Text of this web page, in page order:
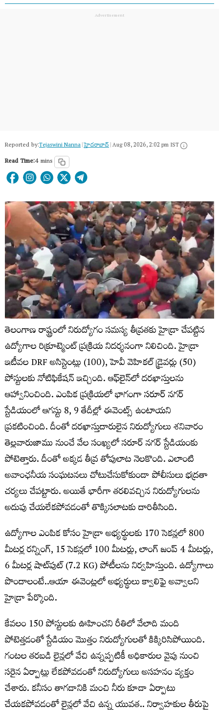
Reported by:Tejaswini Nanna|హైదరాబాద్​|Aug 08, 2026, 2:02 pm IST
Read Time:4 mins
తెలంగాణ రాష్ట్రంలో నిరుద్యోగం సమస్య తీవ్రతకు హైడ్రా చేపట్టిన
ఉద్యోగాల రిక్రూట్మెంట్ ప్రక్రియ నిదర్శనంగా నిలిచింది. హైడ్రా
ఇటీవల DRF అసిస్టెంట్లు (100), హెవీ వెహికల్ డ్రైవర్లు (50)
పోస్టులకు నోటిఫికేషన్ ఇచ్చింది. ఆఫ్‌లైన్‌లో దరఖాస్తులను
ఆహ్వానించింది. ఎంపిక ప్రక్రియలో భాగంగా సరూర్ నగర్
స్టేడియంలో ఆగస్టు 8, 9 తేదీల్లో ఈవెంట్స్ ఉంటాయని
ప్రకటించింది. దీంతో దరఖాస్తుదారులైన నిరుద్యోగులు శనివారం
తెల్లవారుజాము నుంచే వేల సంఖ్యలో సరూర్ నగర్ స్టేడియంకు
పోటెత్తారు. దీంతో అక్కడ తీవ్ర తోపులాట నెలకొంది. ఎలాంటి
అవాంఛనీయ సంఘటనలు చోటుచేసుకోకుండా పోలీసులు భద్రతా
చర్యలు చేపట్టారు. అయితే భారీగా తరలివచ్చిన నిరుద్యోగులను
అదుపు చేయలేకపోవడంతో తొక్కిసలాటకు దారితీసింది.
ఉద్యోగాల ఎంపిక కోసం హైడ్రా అభ్యర్థులకు 170 సెకన్లలో 800
మీటర్ల రన్నింగ్, 15 సెకన్లలో 100 మీటర్లు, లాంగ్ జంప్ 4 మీటర్లు,
6 మీటర్ల షాట్‌పుట్ (7.2 KG) పోటీలను నిర్వహిస్తుంది. ఉద్యోగాలు
పొందాలంటే..ఆయా ఈవెంట్లలో అభ్యర్థులు క్వాలిఫై అవ్వాలని
హైడ్రా పేర్కొంది.
కేవలం 150 పోస్టులకు ఊహించని రీతిలో వేలాది మంది
పోటెత్తడంతో స్టేడియం మొత్తం నిరుద్యోగులతో కిక్కిరిసిపోయింది.
గంటల తరబడి లైన్లలో వేచి ఉన్నప్పటికీ అధికారుల వైపు నుంచి
సరైన ఏర్పాట్లు లేకపోవడంతో నిరుద్యోగులు అసహనం వ్యక్తం
చేశారు. కనీసం తాగడానికి మంచి నీరు కూడా ఏర్పాటు
చేయకపోవడంతో లైన్లలో వేచి ఉన్న యువత.. నిర్వాహకుల తీరుపై